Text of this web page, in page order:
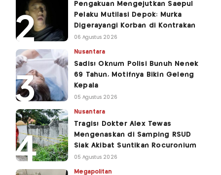
Pengakuan Mengejutkan Saepul
Pelaku Mutilasi Depok: Murka
Digerayangi Korban di Kontrakan
06 Agustus 2026
Nusantara
Sadis! Oknum Polisi Bunuh Nenek
69 Tahun, Motifnya Bikin Geleng
Kepala
05 Agustus 2026
Nusantara
Tragis! Dokter Alex Tewas
Mengenaskan di Samping RSUD
Siak Akibat Suntikan Rocuronium
05 Agustus 2026
Megapolitan